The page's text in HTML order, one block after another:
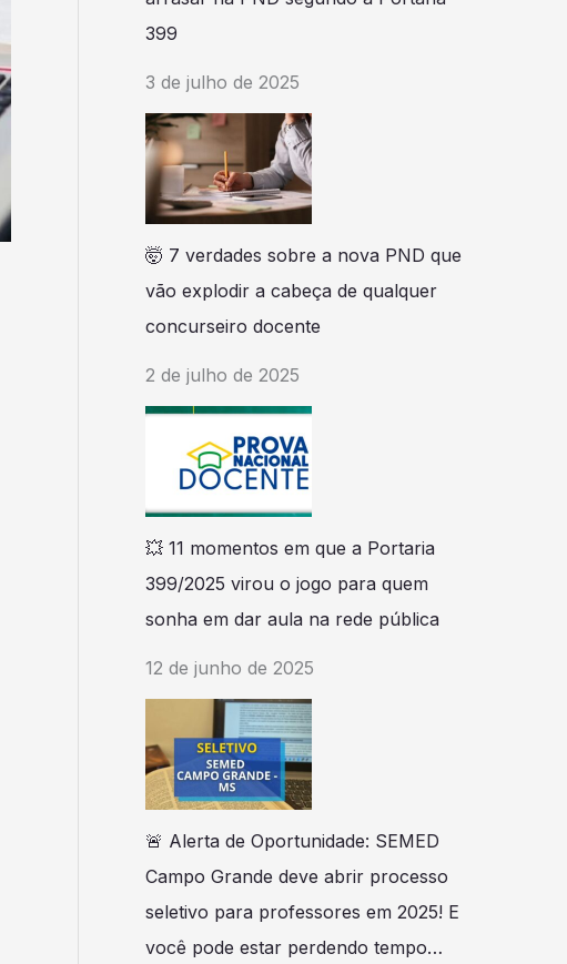
399
3 de julho de 2025
🤯 7 verdades sobre a nova PND que
vão explodir a cabeça de qualquer
concurseiro docente
2 de julho de 2025
💥 11 momentos em que a Portaria
399/2025 virou o jogo para quem
sonha em dar aula na rede pública
12 de junho de 2025
🚨 Alerta de Oportunidade: SEMED
Campo Grande deve abrir processo
seletivo para professores em 2025! E
você pode estar perdendo tempo…